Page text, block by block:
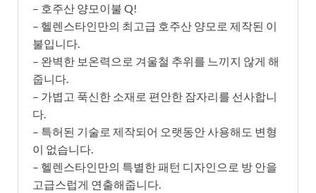
– 호주산 양모이불 Q!
– 헬렌스타인만의 최고급 호주산 양모로 제작된 이
불입니다.
– 완벽한 보온력으로 겨울철 추위를 느끼지 않게 해
줍니다.
– 가볍고 푹신한 소재로 편안한 잠자리를 선사합니
다.
– 특허된 기술로 제작되어 오랫동안 사용해도 변형
이 없습니다.
– 헬렌스타인만의 특별한 패턴 디자인으로 방 안을
고급스럽게 연출해줍니다.